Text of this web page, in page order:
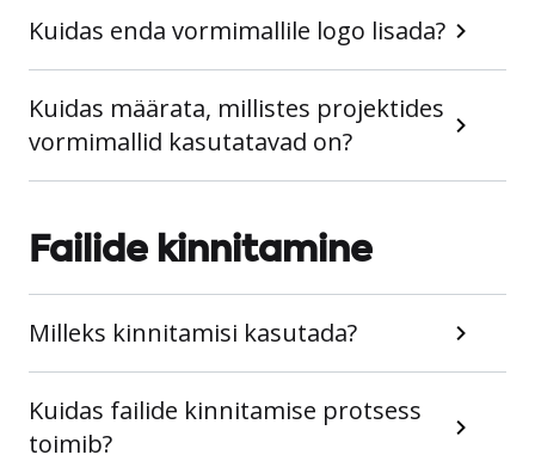
Kuidas enda vormimallile logo lisada?
Kuidas määrata, millistes projektides
vormimallid kasutatavad on?
Failide kinnitamine
Milleks kinnitamisi kasutada?
Kuidas failide kinnitamise protsess
toimib?